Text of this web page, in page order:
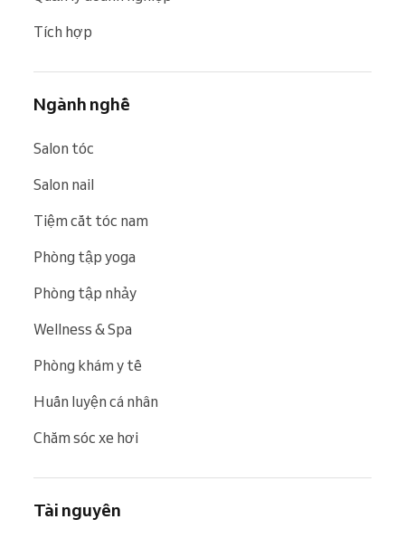
Tích hợp
Ngành nghề
Salon tóc
Salon nail
Tiệm cắt tóc nam
Phòng tập yoga
Phòng tập nhảy
Wellness & Spa
Phòng khám y tế
Huấn luyện cá nhân
Chăm sóc xe hơi
Tài nguyên